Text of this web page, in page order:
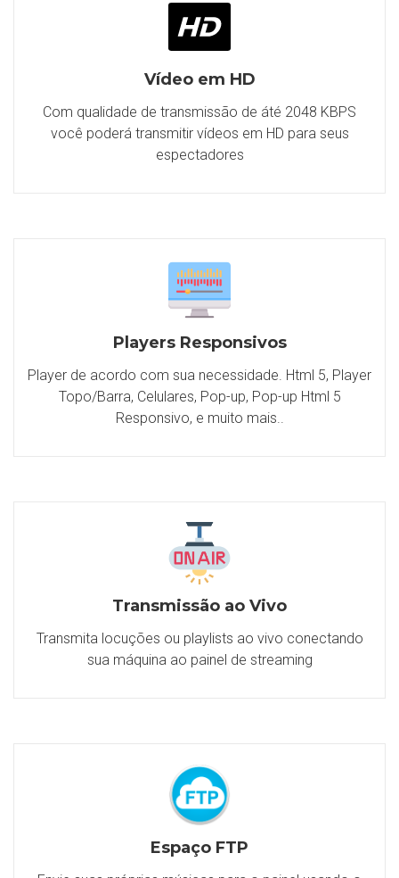
Vídeo em HD
Com qualidade de transmissão de áté 2048 KBPS
você poderá transmitir vídeos em HD para seus
espectadores
Players Responsivos
Player de acordo com sua necessidade. Html 5, Player
Topo/Barra, Celulares, Pop-up, Pop-up Html 5
Responsivo, e muito mais..
Transmissão ao Vivo
Transmita locuções ou playlists ao vivo conectando
sua máquina ao painel de streaming
Espaço FTP